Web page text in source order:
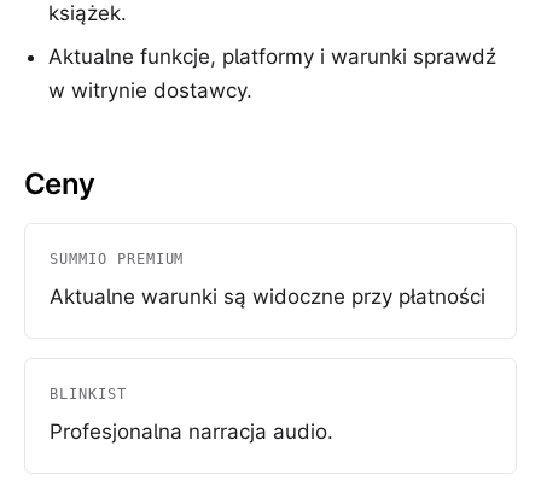
książek.
Aktualne funkcje, platformy i warunki sprawdź
w witrynie dostawcy.
Ceny
SUMMIO PREMIUM
Aktualne warunki są widoczne przy płatności
BLINKIST
Profesjonalna narracja audio.